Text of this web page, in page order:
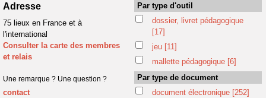
Adresse
75 lieux en France et à
l'international
Consulter la carte des membres
et relais
Une remarque ? Une question ?
contact
Par type d'outil
dossier, livret pédagogique
[17]
jeu [11]
mallette pédagogique [6]
Par type de document
document électronique [252]